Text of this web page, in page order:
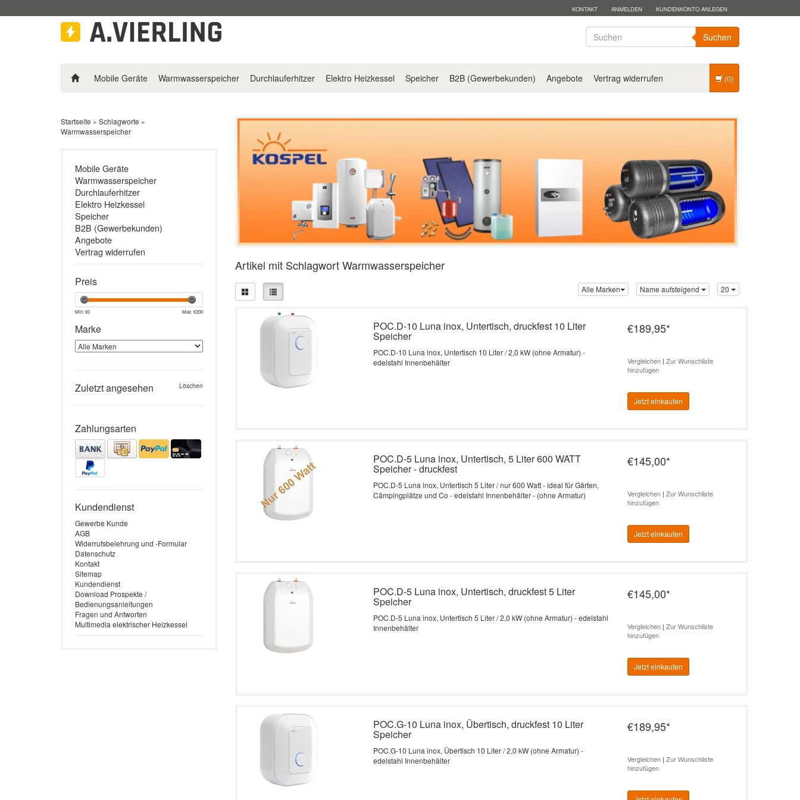
KONTAKT ANMELDEN KUNDENKONTO ANLEGEN
Suchen
Mobile Geräte Warmwasserspeicher Durchlauferhitzer Elektro Heizkessel Speicher B2B (Gewerbekunden) Angebote Vertrag widerrufen (0)
Startseite » Schlagworte »
Warmwasserspeicher
Mobile Geräte
Warmwasserspeicher
Durchlauferhitzer
Elektro Heizkessel
Speicher
B2B (Gewerbekunden)
Angebote
Vertrag widerrufen
Preis
Min: €0 Max: €200
Marke
Zuletzt angesehen Löschen
Zahlungsarten
Kundendienst
Gewerbe Kunde
AGB
Widerrufsbelehrung und -Formular
Datenschutz
Kontakt
Sitemap
Kundendienst
Download Prospekte /
Bedienungsanleitungen
Fragen und Antworten
Multimedia elektrischer Heizkessel
Artikel mit Schlagwort Warmwasserspeicher
Alle Marken Name aufsteigend 20
POC.D-10 Luna inox, Untertisch, druckfest 10 Liter
Speicher
POC.D-10 Luna inox, Untertisch 10 Liter / 2,0 kW (ohne Armatur) -
edelstahl Innenbehälter
€189,95*
Vergleichen |Zur Wunschliste
hinzufügen
Jetzt einkaufen
POC.D-5 Luna inox, Untertisch, 5 Liter 600 WATT
Speicher - druckfest
POC.D-5 Luna inox, Untertisch 5 Liter / nur 600 Watt - ideal für Gärten,
Cämpingplätze und Co - edelstahl Innenbehälter - (ohne Armatur)
€145,00*
Vergleichen |Zur Wunschliste
hinzufügen
Jetzt einkaufen
POC.D-5 Luna inox, Untertisch, druckfest 5 Liter
Speicher
POC.D-5 Luna inox, Untertisch 5 Liter / 2,0 kW (ohne Armatur) - edelstahl
Innenbehälter
€145,00*
Vergleichen |Zur Wunschliste
hinzufügen
Jetzt einkaufen
POC.G-10 Luna inox, Übertisch, druckfest 10 Liter
Speicher
POC.G-10 Luna inox, Übertisch 10 Liter / 2,0 kW (ohne Armatur) -
edelstahl Innenbehälter
€189,95*
Vergleichen |Zur Wunschliste
hinzufügen